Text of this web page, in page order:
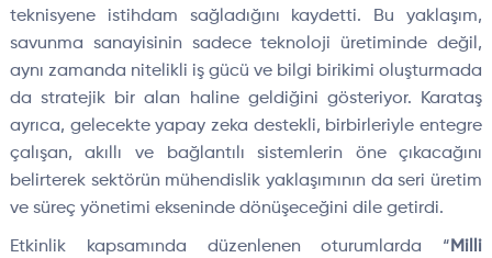
teknisyene istihdam sağladığını kaydetti. Bu yaklaşım,
savunma sanayisinin sadece teknoloji üretiminde değil,
aynı zamanda nitelikli iş gücü ve bilgi birikimi oluşturmada
da stratejik bir alan haline geldiğini gösteriyor. Karataş
ayrıca, gelecekte yapay zeka destekli, birbirleriyle entegre
çalışan, akıllı ve bağlantılı sistemlerin öne çıkacağını
belirterek sektörün mühendislik yaklaşımının da seri üretim
ve süreç yönetimi ekseninde dönüşeceğini dile getirdi.
Etkinlik kapsamında düzenlenen oturumlarda “ Milli